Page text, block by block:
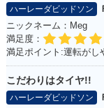
ハーレーダビッドソン
ニックネーム：Meg
満足度：
満足ポイント:運転がし
こだわりはタイヤ!!
ハーレーダビッドソン